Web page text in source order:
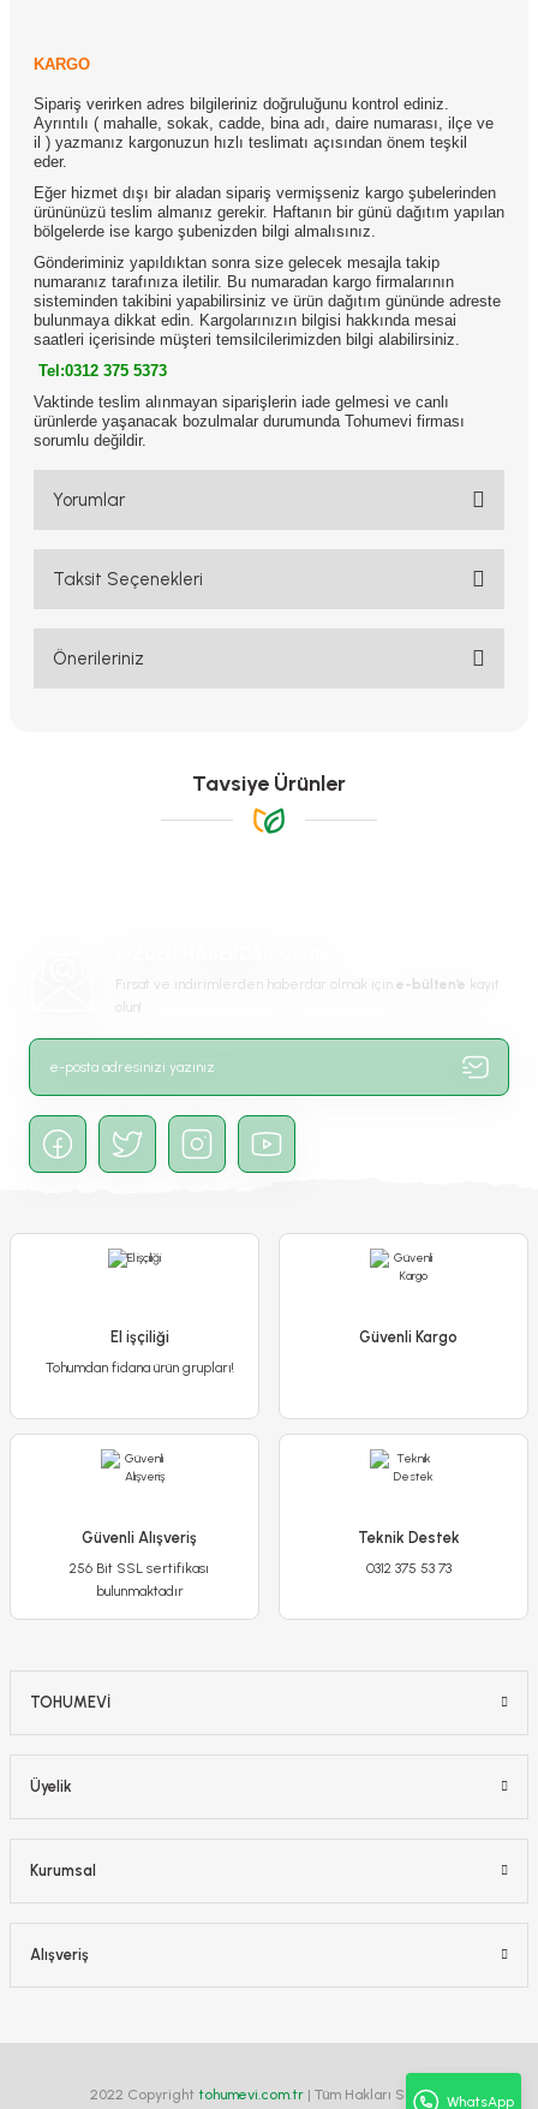
KARGO
Sipariş verirken adres bilgileriniz doğruluğunu kontrol ediniz.
Ayrıntılı ( mahalle, sokak, cadde, bina adı, daire numarası, ilçe ve
il ) yazmanız kargonuzun hızlı teslimatı açısından önem teşkil
eder.
Eğer hizmet dışı bir aladan sipariş vermişseniz kargo şubelerinden
ürününüzü teslim almanız gerekir. Haftanın bir günü dağıtım yapılan
bölgelerde ise kargo şubenizden bilgi almalısınız.
Gönderiminiz yapıldıktan sonra size gelecek mesajla takip
numaranız tarafınıza iletilir. Bu numaradan kargo firmalarının
sisteminden takibini yapabilirsiniz ve ürün dağıtım gününde adreste
bulunmaya dikkat edin. Kargolarınızın bilgisi hakkında mesai
saatleri içerisinde müşteri temsilcilerimizden bilgi alabilirsiniz.
Tel:0312 375 5373
Vaktinde teslim alınmayan siparişlerin iade gelmesi ve canlı
ürünlerde yaşanacak bozulmalar durumunda Tohumevi firması
sorumlu değildir.
Yorumlar
Bu ürüne ilk yorumu siz yapın!
Taksit Seçenekleri
Önerileriniz
Görüş ve önerileriniz için teşekkür ederiz.
Ürün resmi kalitesiz, bozuk veya görüntülenemiyor.
Gönder
Tavsiye Ürünler
Erkenci Lahana Tohumu - Jersey
Detaylı İncele
Enginar Tohumu Geleneksel– Cynara Scolymus
Sepete Ekle
Fırsat ve indirimlerden haberdar olmak için e-bülten’e kayıt
olun!
El işçiliği
Tohumdan fidana ürün grupları!
Güvenli Kargo
Güvenli Alışveriş
256 Bit SSL sertifikası
bulunmaktadır
Teknik Destek
0312 375 53 73
TOHUMEVİ
Üyelik
Kurumsal
Alışveriş
2022 Copyright tohumevi.com.tr| Tüm Hakları Saklıdır.WhatsApp